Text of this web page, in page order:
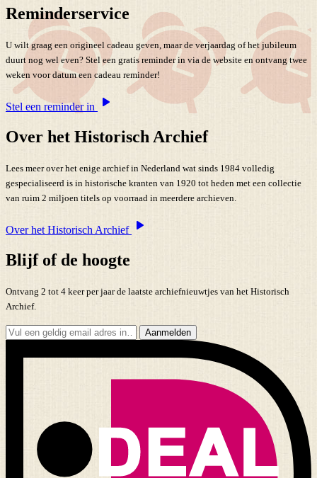
Reminderservice
U wilt graag een origineel cadeau geven, maar de verjaardag of het jubileum
duurt nog wel even? Stel een gratis reminder in via de website en ontvang twee
weken voor datum een cadeau reminder!
Stel een reminder in
Over het Historisch Archief
Lees meer over het enige archief in Nederland wat sinds 1984 volledig
gespecialiseerd is in historische kranten van 1920 tot heden met een collectie
van ruim 2 miljoen titels op voorraad in meerdere archieven.
Over het Historisch Archief
Blijf of de hoogte
Ontvang 2 tot 4 keer per jaar de laatste archiefnieuwtjes van het Historisch
Archief.
Aanmelden